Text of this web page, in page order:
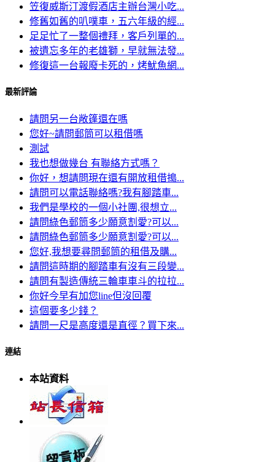
笠復威斯汀渡假酒店主辦台灣小吃...
修舊如舊的叭噗車，五六年級的經...
足足忙了一整個禮拜，客戶列單的...
被遺忘多年的老雄獅，早就無法發...
修復這一台報廢卡死的，烤魷魚網...
最新評論
請問另一台敞篷還在嗎
您好~請問郵筒可以租借嗎
測試
我也想做幾台 有聯絡方式嗎？
你好，想請問現在還有開放租借搗...
請問可以電話聯絡嗎?我有腳踏車...
我們是學校的一個小社團,很想立...
請問綠色郵筒多少願意割愛?可以...
請問綠色郵筒多少願意割愛?可以...
您好,我想要尋問郵筒的租借及購...
請問這時期的腳踏車有沒有三段變...
請問有製造傳統三輪車車斗的拉拉...
你好今早有加您line但沒回覆
這個要多少錢？
請問一尺是高度還是直徑？買下來...
連結
本站資料